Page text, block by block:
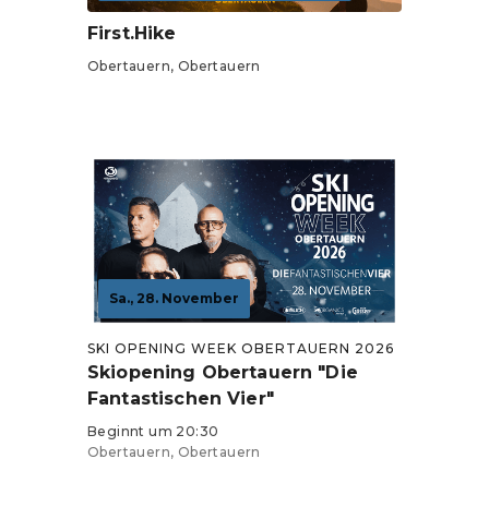
First.Hike
Obertauern, Obertauern
Sa., 28. November
SKI OPENING WEEK OBERTAUERN 2026
Skiopening Obertauern "Die
Fantastischen Vier"
Beginnt um 20:30
Obertauern, Obertauern